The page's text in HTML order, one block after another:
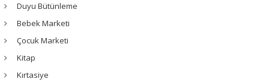
Duyu Bütünleme
Bebek Marketi
Çocuk Marketi
Kitap
Kırtasiye